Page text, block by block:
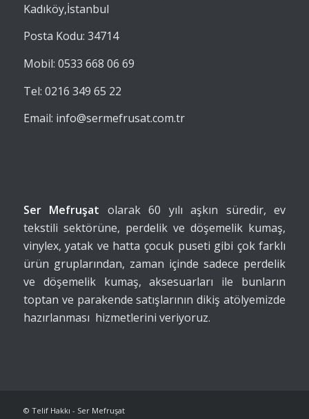
Kadıköy,İstanbul
Posta Kodu: 34714
Mobil: 0533 668 06 69
Tel: 0216 349 65 22
Email: info@sermefrusat.com.tr
Ser Mefruşat olarak 60 yılı aşkın süredir, ev
tekstili sektörüne, perdelik ve döşemelik kumaş,
vinylex, yatak ve hatta çocuk puseti gibi çok farklı
ürün gruplarından, zaman içinde sadece perdelik
ve döşemelik kumaş, aksesuarları ile bunların
toptan ve parakende satışlarının dikiş atölyemizde
hazırlanması hizmetlerini veriyoruz.
© Telif Hakkı - Ser Mefruşat